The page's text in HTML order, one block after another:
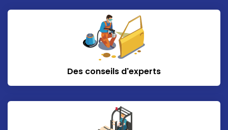
Des conseils d'experts